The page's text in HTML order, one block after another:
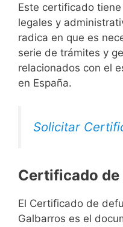
Este certificado
legales y
radica en que es
serie de trámites y
relacionados con el
en España.
Solicitar
Certificado
El Certificado de
Galbarros es el